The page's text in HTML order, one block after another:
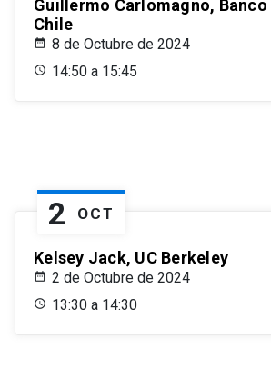
Guillermo Carlomagno,
Chile
8 de Octubre de 2024
14:50 a 15:45
2 OCT
Kelsey Jack, UC Berkeley
2 de Octubre de 2024
13:30 a 14:30